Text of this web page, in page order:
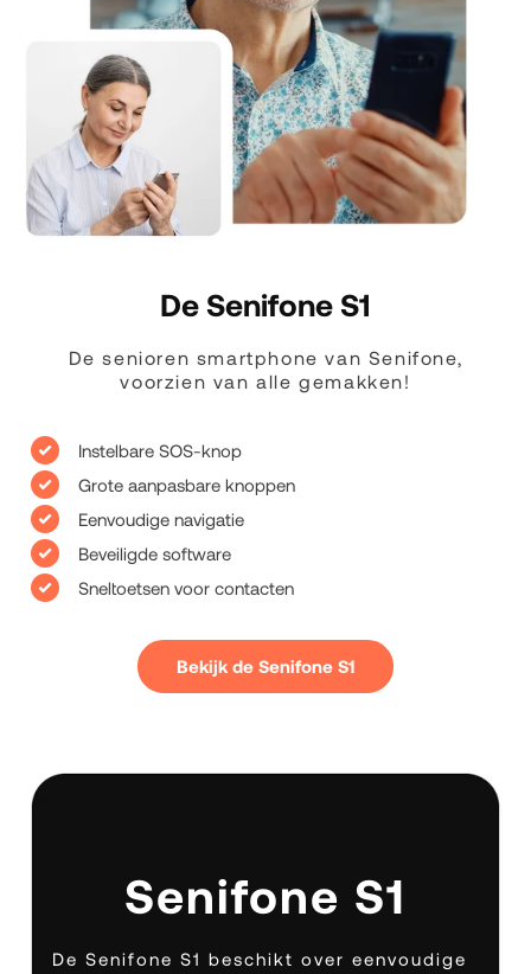
De Senifone S1
De senioren smartphone van Senifone,
voorzien van alle gemakken!
Instelbare SOS-knop
Grote aanpasbare knoppen
Eenvoudige navigatie
Beveiligde software
Sneltoetsen voor contacten
Bekijk de Senifone S1
Senifone S1
De Senifone S1 beschikt over eenvoudige